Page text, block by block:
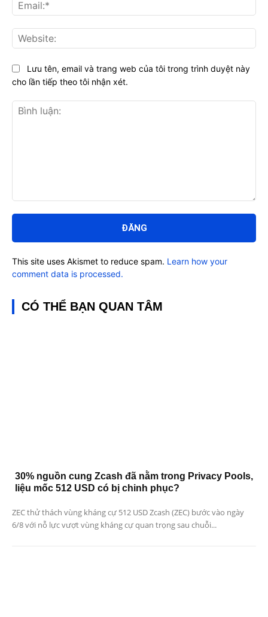
luận:
Lưu tên, email và trang web của tôi trong trình duyệt này
cho lần tiếp theo tôi nhận xét.
This site uses Akismet to reduce spam. Learn how your
comment data is processed.
CÓ THỂ BẠN QUAN TÂM
30% nguồn cung Zcash đã nằm trong Privacy Pools,
liệu mốc 512 USD có bị chinh phục?
ZEC thử thách vùng kháng cự 512 USD Zcash (ZEC) bước vào ngày
6/8 với nỗ lực vượt vùng kháng cự quan trọng sau chuỗi...